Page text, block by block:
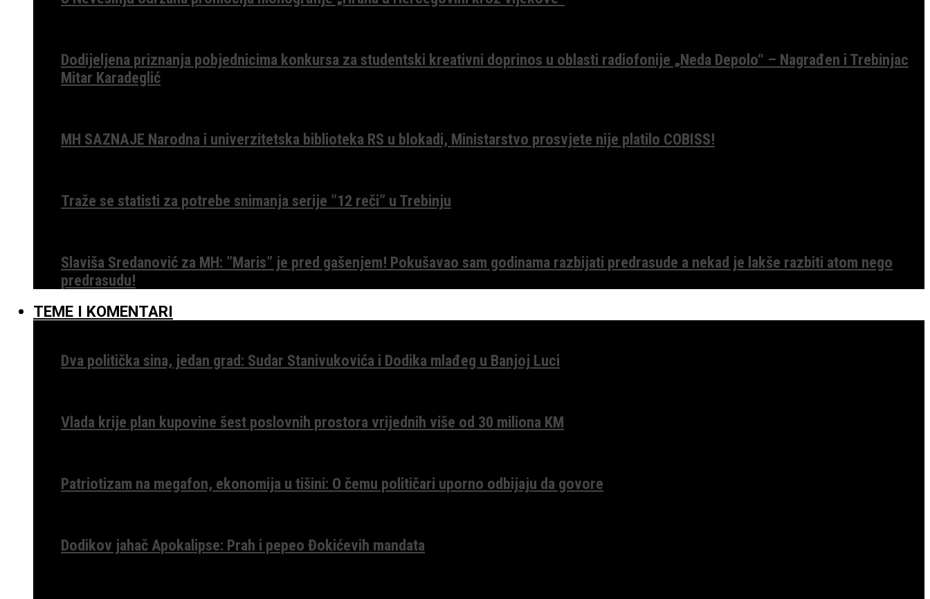
Dodijeljena priznanja pobjednicima konkursa za studentski kreativni doprinos u oblasti radiofonije „Neda Depolo“ – Nagrađen i Trebinjac
Mitar Karadeglić
MH SAZNAJE Narodna i univerzitetska biblioteka RS u blokadi, Ministarstvo prosvjete nije platilo COBISS!
Traže se statisti za potrebe snimanja serije ”12 reči” u Trebinju
Slaviša Sredanović za MH: ”Maris” je pred gašenjem! Pokušavao sam godinama razbijati predrasude a nekad je lakše razbiti atom nego
predrasudu!
TEME I KOMENTARI
Dva politička sina, jedan grad: Sudar Stanivukovića i Dodika mlađeg u Banjoj Luci
Vlada krije plan kupovine šest poslovnih prostora vrijednih više od 30 miliona KM
Patriotizam na megafon, ekonomija u tišini: O čemu političari uporno odbijaju da govore
Dodikov jahač Apokalipse: Prah i pepeo Đokićevih mandata